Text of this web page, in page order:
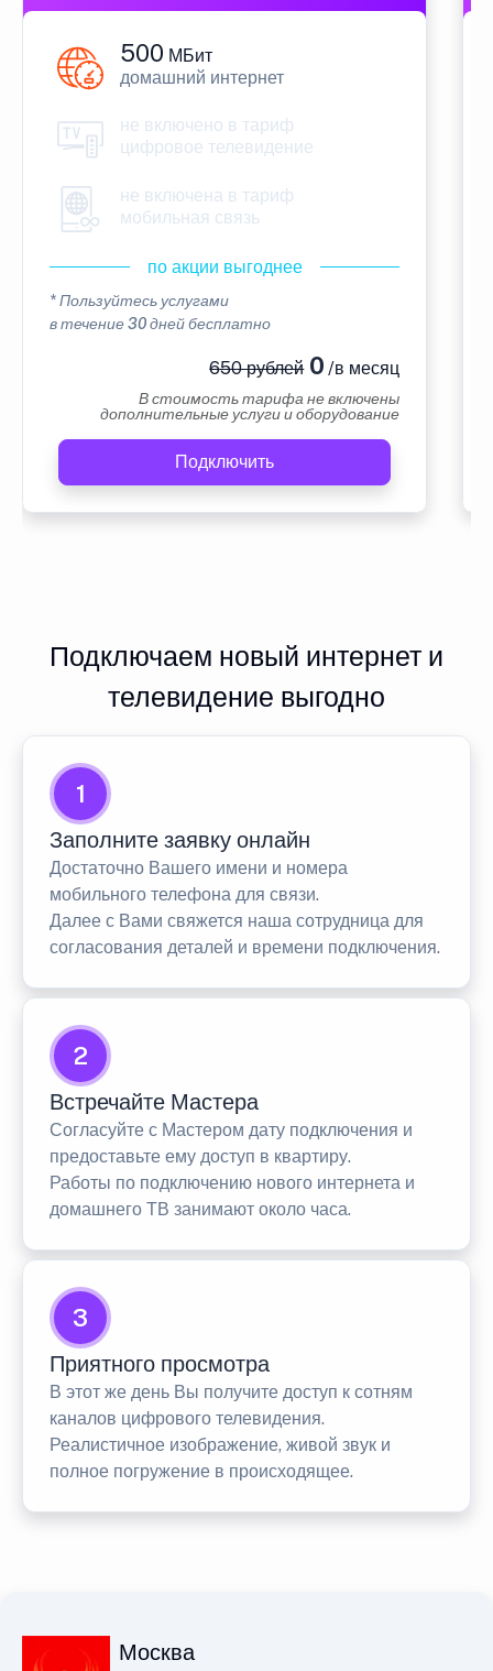
500 МБит
домашний интернет
не включено в тариф
цифровое телевидение
не включена в тариф
мобильная связь
по акции выгоднее
* Пользуйтесь услугами
в течение 30 дней бесплатно
650 рублей0 /в месяц
В стоимость тарифа не включены
дополнительные услуги и оборудование
Подключить
Подключаем новый интернет и
телевидение выгодно
1
Заполните заявку онлайн
Достаточно Вашего имени и номера
мобильного телефона для связи.
Далее с Вами свяжется наша сотрудница для
согласования деталей и времени подключения.
2
Встречайте Мастера
Согласуйте с Мастером дату подключения и
предоставьте ему доступ в квартиру.
Работы по подключению нового интернета и
домашнего ТВ занимают около часа.
3
Приятного просмотра
В этот же день Вы получите доступ к сотням
каналов цифрового телевидения.
Реалистичное изображение, живой звук и
полное погружение в происходящее.
Москва